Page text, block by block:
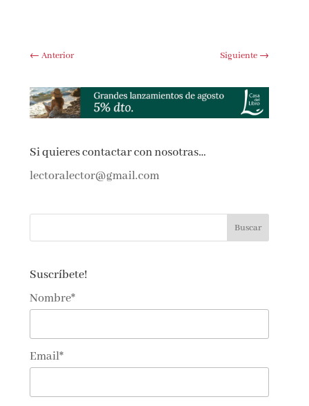
←Anterior Siguiente→
Si quieres contactar con nosotras…
lectoralector@gmail.com
Suscríbete!
Nombre*
Email*